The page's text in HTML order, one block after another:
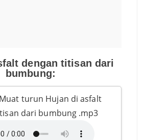
dengan titisan dari
bumbung:
turun Hujan di asfalt
dari bumbung .mp3